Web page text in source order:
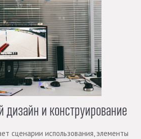
и конструирование
сценарии использования, элементы